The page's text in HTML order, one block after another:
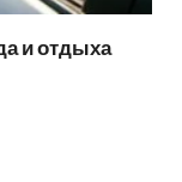
и отдыха